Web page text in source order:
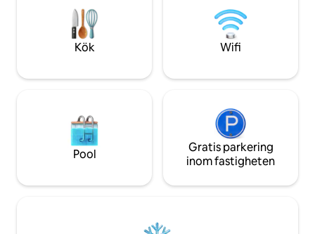
nätansluten, soldriven. Fyra timmar från
Sydney. Tillräckligt nära för en långhelg.
Passar bäst för: par, bemärkelsedagar,
digital avgiftning.
sängar (1 säng, 1
10pp med 4 i
sängkläder/
mot en avgift
Kök Wifi
Pool
Gratis parkering
inom fastigheten